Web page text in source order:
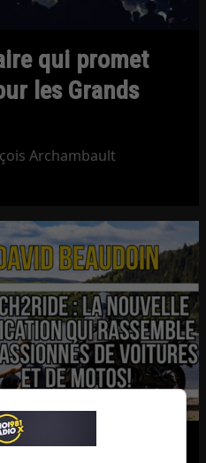
qui promet
les Grands
Archambault
qui